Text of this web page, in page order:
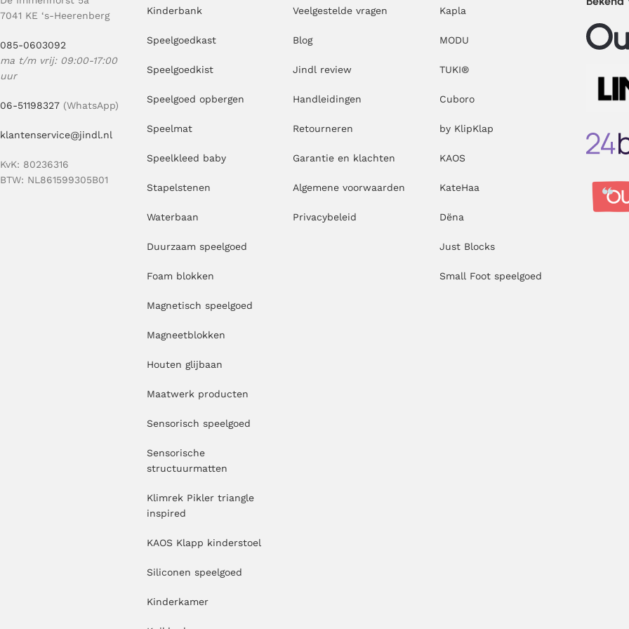
7041 KE ‘s-Heerenberg
085-0603092
ma t/m vrij: 09:00-17:00
uur
06-51198327 (WhatsApp)
klantenservice@jindl.nl
KvK: 80236316
BTW: NL861599305B01
Kinderbank
Speelgoedkast
Speelgoedkist
Speelgoed opbergen
Speelmat
Speelkleed baby
Stapelstenen
Waterbaan
Duurzaam speelgoed
Foam blokken
Magnetisch speelgoed
Magneetblokken
Houten glijbaan
Maatwerk producten
Sensorisch speelgoed
Sensorische
structuurmatten
Klimrek Pikler triangle
inspired
KAOS Klapp kinderstoel
Siliconen speelgoed
Kinderkamer
Veelgestelde vragen
Blog
Jindl review
Handleidingen
Retourneren
Garantie en klachten
Algemene voorwaarden
Privacybeleid
Kapla
MODU
TUKI®
Cuboro
by KlipKlap
KAOS
KateHaa
Dëna
Just Blocks
Small Foot speelgoed